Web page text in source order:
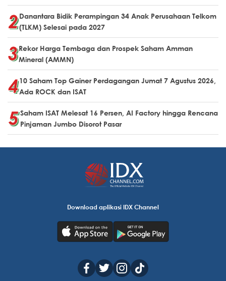
Danantara Bidik Perampingan 34 Anak Perusahaan Telkom
(TLKM) Selesai pada 2027
Rekor Harga Tembaga dan Prospek Saham Amman
Mineral (AMMN)
10 Saham Top Gainer Perdagangan Jumat 7 Agustus 2026,
Ada ROCK dan ISAT
Saham ISAT Melesat 16 Persen, AI Factory hingga Rencana
Pinjaman Jumbo Disorot Pasar
Download aplikasi IDX Channel